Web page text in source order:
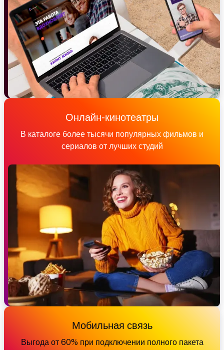
Онлайн-кинотеатры
В каталоге более тысячи популярных фильмов и
сериалов от лучших студий
Мобильная связь
Выгода от 60% при подключении полного пакета